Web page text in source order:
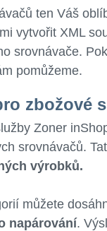
ten Váš
vytvořit XML
srovnávače.
pomůžeme.
zbožové
Zoner
srovnávačů.
výrobků.
můžete
napárování.